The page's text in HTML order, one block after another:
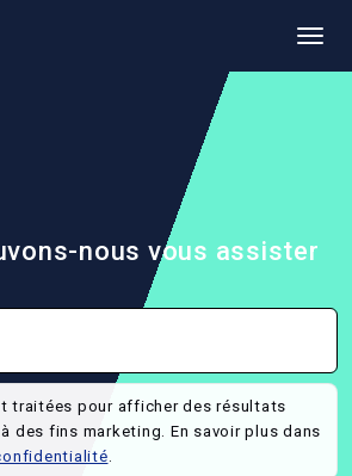
nous vous assister
traitées pour afficher des résultats
des fins marketing. En savoir plus dans
.